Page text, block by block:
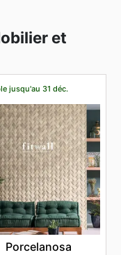
et
jusqu'au 31 déc.
Porcelanosa